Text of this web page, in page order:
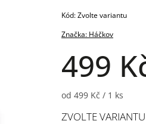
Značka: Háčkov
499
od 499 Kč / 1 ks
Kód:Zvolte variantu
ZVOLTE VARIANTU